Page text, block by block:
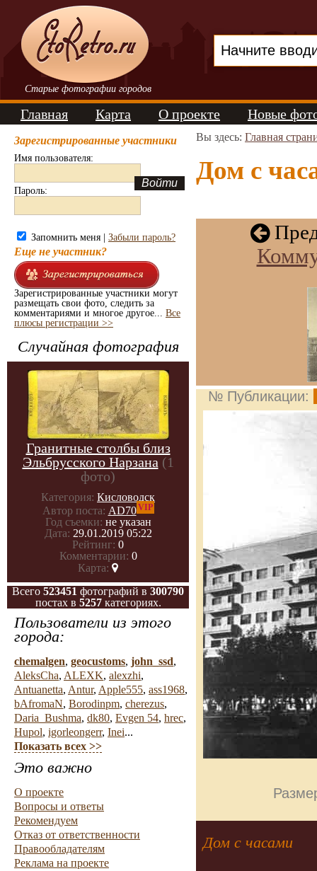
Старые фотографии городов
Главная Карта О проекте Новые
Зарегистрированные участники
Имя пользователя:
Пароль:
Запомнить меня | Забыли пароль?
Еще не участник?
Зарегистрированные участники могут
размещать свои фото, следить за
комментариями и многое другое... Все
плюсы регистрации >>
Случайная фотография
Гранитные столбы близ
Эльбрусского Нарзана (1
фото)
Категория: Кисловодск
Автор поста: AD70VIP
Год съемки: не указан
Дата: 29.01.2019 05:22
Рейтинг: 0
Комментарии: 0
Карта:
Всего 523451 фотографий в 300790
постах в 5257категориях.
Пользователи из этого
города:
chemalgen, geocustoms, john_ssd,
AleksCha, ALEXK, alexzhi,
Antuanetta, Antur, Apple555, ass1968,
bAfromaN, Borodinpm, cherezus,
Daria_Bushma, dk80, Evgen 54, hrec,
Hupol, igorleongerr, Inei...
Показать всех >>
Это важно
О проекте
Вопросы и ответы
Рекомендуем
Отказ от ответственности
Правообладателям
Реклама на проекте
Вы здесь: Главная
Дом с
№ Публикации:
Дом с часами